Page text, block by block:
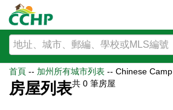
首頁 -- 加州所有城市列表 -- Chinese Camp
房屋列表共 0 筆房屋